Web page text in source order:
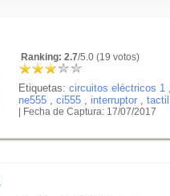
Ranking: 2.7/5.0 (19 votos)
Etiquetas: circuitos eléctricos 1
ne555
ci555 interruptor tactil
| Fecha de Captura: 17/07/2017